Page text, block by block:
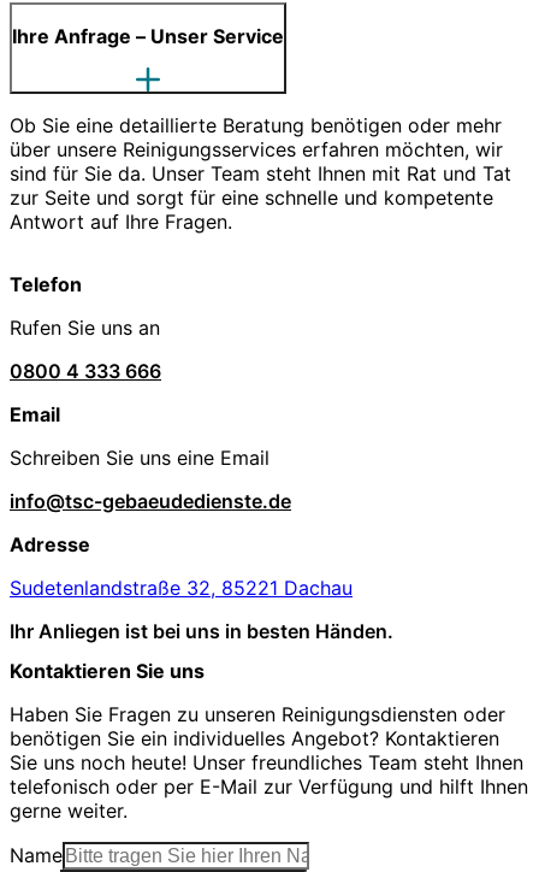
Ihre Anfrage – Unser Service
Ob Sie eine detaillierte Beratung benötigen oder mehr
über unsere Reinigungsservices erfahren möchten, wir
sind für Sie da. Unser Team steht Ihnen mit Rat und Tat
zur Seite und sorgt für eine schnelle und kompetente
Antwort auf Ihre Fragen.
Telefon
Rufen Sie uns an
0800 4 333 666
Email
Schreiben Sie uns eine Email
info@tsc-gebaeudedienste.de
Adresse
Sudetenlandstraße 32, 85221 Dachau
Ihr Anliegen ist bei uns in besten Händen.
Kontaktieren Sie uns
Haben Sie Fragen zu unseren Reinigungsdiensten oder
benötigen Sie ein individuelles Angebot? Kontaktieren
Sie uns noch heute! Unser freundliches Team steht Ihnen
telefonisch oder per E-Mail zur Verfügung und hilft Ihnen
gerne weiter.
Name